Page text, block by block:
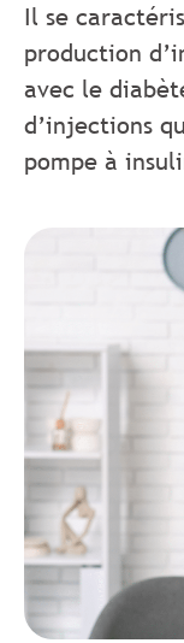
Il se
production
avec le
d’injections
pompe à